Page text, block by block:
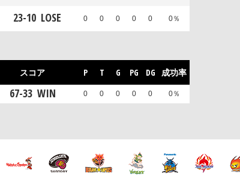
23-10 LOSE 0 0 0 0 0 0％
スコア P T G PG DG 成功率
67-33 WIN 0 0 0 0 0 0％